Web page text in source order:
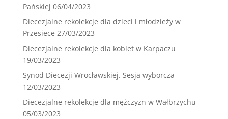
Pańskiej 06/04/2023
Diecezjalne rekolekcje dla dzieci i młodzieży w
Przesiece 27/03/2023
Diecezjalne rekolekcje dla kobiet w Karpaczu
19/03/2023
Synod Diecezji Wrocławskiej. Sesja wyborcza
12/03/2023
Diecezjalne rekolekcje dla mężczyzn w Wałbrzychu
05/03/2023